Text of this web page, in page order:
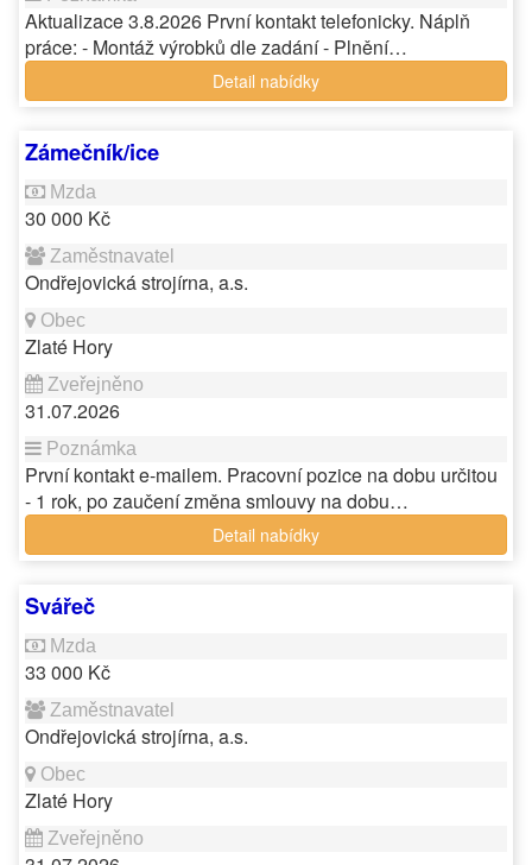
Aktualizace 3.8.2026 První kontakt telefonicky. Náplň
práce: - Montáž výrobků dle zadání - Plnění…
Detail nabídky
Zámečník/ice
30 000 Kč
Ondřejovická strojírna, a.s.
Zlaté Hory
31.07.2026
První kontakt e-mailem. Pracovní pozice na dobu určitou
- 1 rok, po zaučení změna smlouvy na dobu…
Detail nabídky
Svářeč
33 000 Kč
Ondřejovická strojírna, a.s.
Zlaté Hory